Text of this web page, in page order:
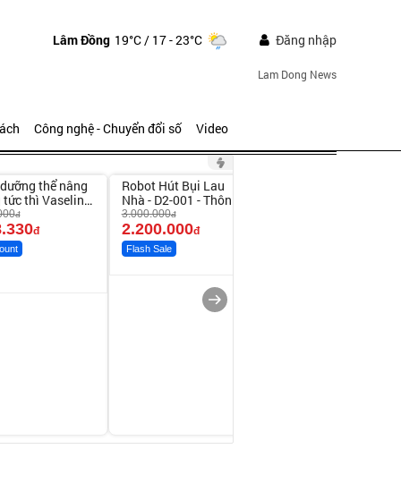
Lâm Đồng 19°C/ 17 - 23°C Đăng nhập
Lam Dong News
Công nghệ - Chuyển đổi số Video
thể nâng
tức thì Vaseline
đ
đ
-26%
Robot Hút Bụi Lau
Nhà - D2-001 - Thông
Minh
3.000.000đ
2.200.000đ
Flash Sale